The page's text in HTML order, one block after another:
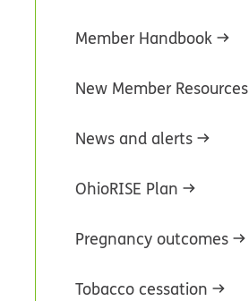
Member Handbook
New Member Resources
News and alerts
OhioRISE Plan
Pregnancy outcomes
Tobacco cessation